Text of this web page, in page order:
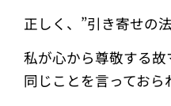
正しく、”引き寄せの
私が心から尊敬する故
同じことを言っておら